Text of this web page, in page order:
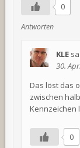
0
Antworten
KLE
30.
Das löst das
zwischen
Kennzeichen
0